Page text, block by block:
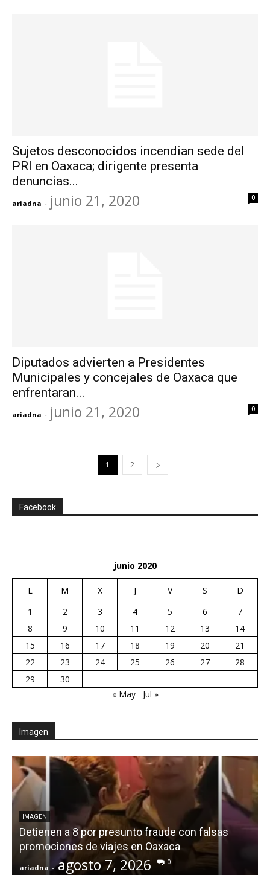
Sujetos desconocidos incendian sede del
PRI en Oaxaca; dirigente presenta
denuncias...
ariadna - junio 21, 2020 0
Diputados advierten a Presidentes
Municipales y concejales de Oaxaca que
enfrentaran...
ariadna - junio 21, 2020 0
1 2
Facebook
junio 2020
L M X J V S
D
1
2 3 4 5 6
7
8
9 10 11 12 13
14
15
16 17 18 19 20
21
22
23 24 25 26 27
28
29
30
« May
Jul »
Imagen
IMAGEN
Detienen a 8 por presunto fraude con falsas
promociones de viajes en Oaxaca
ariadna - agosto 7, 2026 0